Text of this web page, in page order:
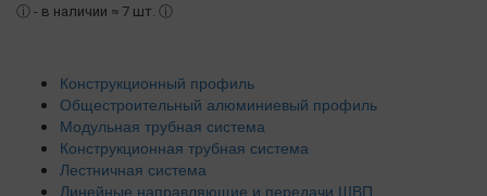
ⓘ - в наличии ≈ 7 шт. ⓘ
Конструкционный профиль
Общестроительный алюминиевый профиль
Модульная трубная система
Конструкционная трубная система
Лестничная система
Линейные направляющие и передачи ШВП